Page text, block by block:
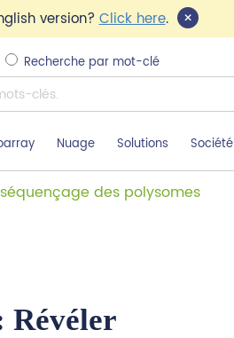
version?Click here. ×
Recherche par mot-clé
Nuage Solutions Société
des polysomes
Révéler